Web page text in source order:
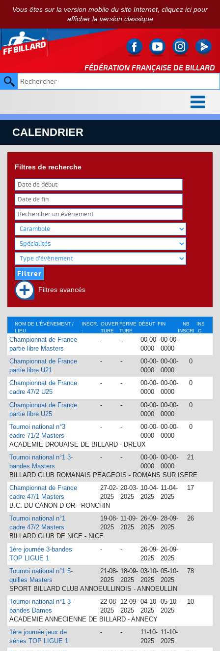
Vous êtes sur la version mobile du site Internet, cliquez ici pour
afficher la version classique
FÉDÉRATION FRANÇAISE DE BILLARD
CALENDRIER
Filtres de recherche
Filtres avancés
NOM DE L'ÉVÈNEMENT /
LIEU
INSCR.
:
OUVER
TURE
FERME
TURE
DÉBUT FIN
NB
INSCRI
INS
C.
Championnat de France
partie libre Masters
- -
00-00-
0000
00-00-
0000
Championnat de France
partie libre U21
- -
00-00-
0000
00-00-
0000
0
Championnat de France
cadre 47/2 U25
- -
00-00-
0000
00-00-
0000
0
Championnat de France
partie libre U25
- -
00-00-
0000
00-00-
0000
0
Tournoi national n°3
cadre 71/2 Masters
- -
00-00-
0000
00-00-
0000
0
ACADEMIE DROUAISE DE BILLARD - DREUX
Tournoi national n°1 3-
bandes Masters
- -
00-00-
0000
00-00-
0000
21
BILLARD CLUB ROMANAIS PEAGEOIS - ROMANS SUR ISERE
Championnat de France
cadre 47/1 Masters
27-02-
2025
20-03-
2025
10-04-
2025
11-04-
2025
17
B.C. DU CANON D OR - RONCHIN
Tournoi national n°1
cadre 47/2 Masters
19-08-
2025
11-09-
2025
26-09-
2025
28-09-
2025
26
BILLARD CLUB DE NICE - NICE
1ère journée 3-bandes
TOP LIGUE 1
- -
26-09-
2025
26-09-
2025
Tournoi national n°1 5-
quilles Masters
21-08-
2025
18-09-
2025
03-10-
2025
05-10-
2025
78
SPORT BILLARD CLUB ANNOEULLINOIS - ANNOEULLIN
Tournoi national n°1 3-
bandes Dames
22-08-
2025
12-09-
2025
04-10-
2025
05-10-
2025
10
ACADEMIE ANNECIENNE DE BILLARD - ANNECY
1ère journée jeux de
séries TOP LIGUE 1
- -
11-10-
2025
11-10-
2025